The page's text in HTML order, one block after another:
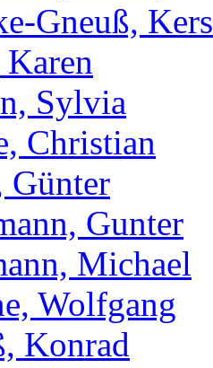
Gneuß,
Sylvia
Christian
Günter
Gunter
Michael
Wolfgang
Konrad